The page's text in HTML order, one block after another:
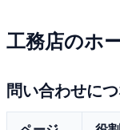
工務店のホ
問い合わせに